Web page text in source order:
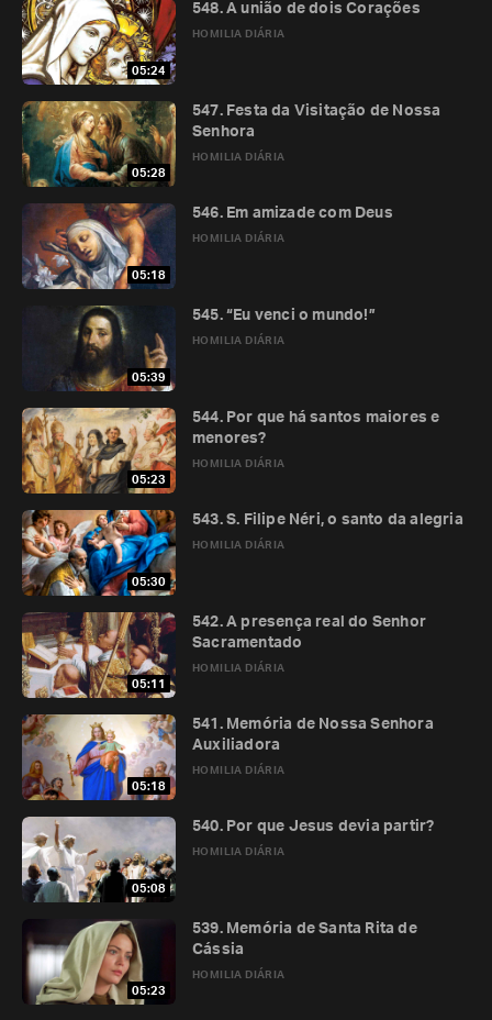
05:24
HOMILIA DIÁRIA
548. A união de dois Corações
05:28
HOMILIA DIÁRIA
547. Festa da Visitação de Nossa
Senhora
05:18
HOMILIA DIÁRIA
546. Em amizade com Deus
05:39
HOMILIA DIÁRIA
545. “Eu venci o mundo!”
05:23
HOMILIA DIÁRIA
544. Por que há santos maiores e
menores?
05:30
HOMILIA DIÁRIA
543. S. Filipe Néri, o santo da alegria
05:11
HOMILIA DIÁRIA
542. A presença real do Senhor
Sacramentado
05:18
HOMILIA DIÁRIA
541. Memória de Nossa Senhora
Auxiliadora
05:08
HOMILIA DIÁRIA
540. Por que Jesus devia partir?
05:23
HOMILIA DIÁRIA
539. Memória de Santa Rita de
Cássia